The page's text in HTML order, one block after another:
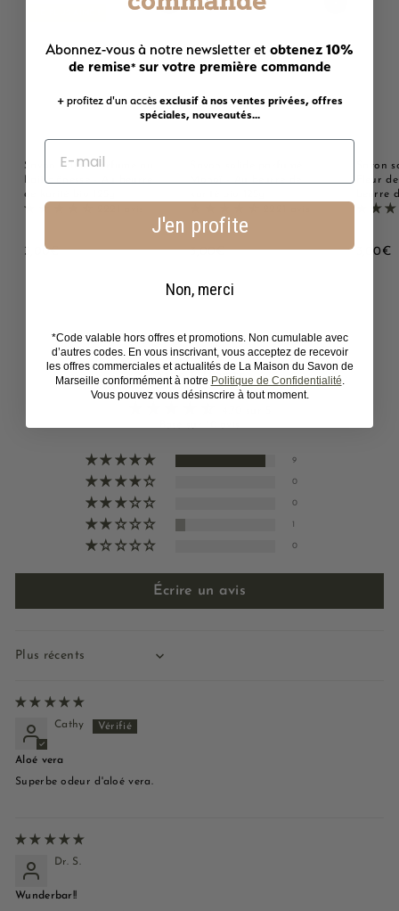
Ajouter au panier
Savon solide parfumé au
Lait d'ânesse - Au beurre
de karité bio 125g
3,00€3
3,00€3
0
Savon
Fleur
beurre
3,00€3
Avis Clients
9
0
0
0
Écrire un avis
Sort by
Cathy
Aloé vera
Superbe odeur d'aloé vera.
Dr. S.
Wunderbar!!
Abonnez-vous à notre newsletter et obtenez 10%
de remise*sur votre première commande
+ profitez d'un accès exclusif à nos ventes privées, offres
spéciales, nouveautés...
J'en profite
Non, merci
*Code valable hors offres et promotions. Non cumulable avec
d’autres codes. En vous inscrivant, vous acceptez de recevoir
les offres commerciales et actualités de La Maison du Savon de
Marseille conformément à notre Politique de Confidentialité.
Vous pouvez vous désinscrire à tout moment.